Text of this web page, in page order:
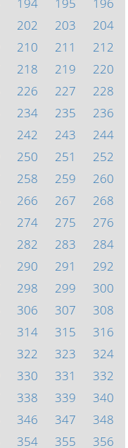
202 203
204
210 211
212
218 219
220
226 227
228
234 235
236
242 243
244
250 251
252
258 259
260
266 267
268
274 275
276
282 283
284
290 291
292
298 299
300
306 307
308
314 315
316
322 323
324
330 331
332
338 339
340
346 347
348
354 355 356